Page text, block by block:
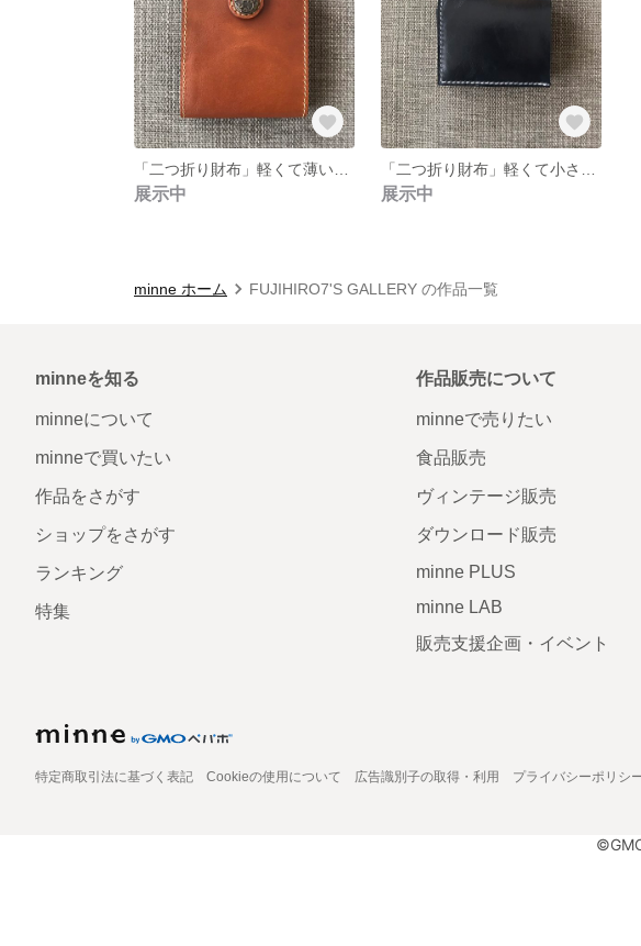
展示中 展示中
minne ホーム FUJIHIRO7'S GALLERY の作品一覧
minneを知る
minneについて
minneで買いたい
作品をさがす
ショップをさがす
ランキング
特集
作品販売について
minneで売りたい
食品販売
ヴィンテージ販売
ダウンロード販売
minne PLUS
minne LAB
販売支援企画・イベント
特定商取引法に基づく表記 Cookieの使用について 広告識別子の取得・利用 プライバシーポリシ